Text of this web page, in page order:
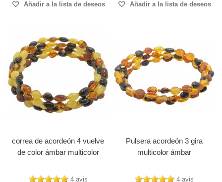
Añadir a la lista de deseos Añadir a la lista de deseos
correa de acordeón 4 vuelve
de color ámbar multicolor
4 avis
Pulsera acordeón 3 gira
multicolor ámbar
4 avis